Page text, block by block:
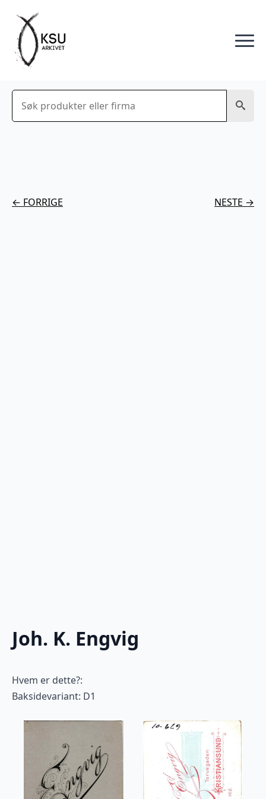
Søk
← FORRIGE NESTE →
Joh. K. Engvig
Hvem er dette?:
Baksidevariant: D1